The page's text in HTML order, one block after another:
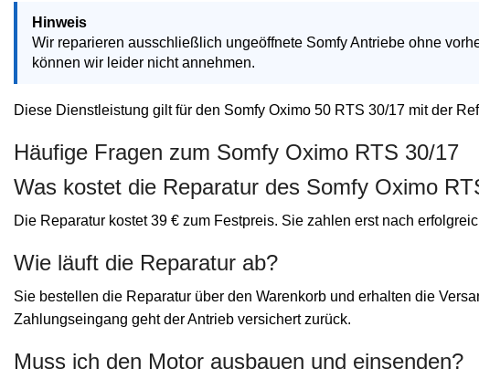
Hinweis
Wir reparieren ausschließlich ungeöffnete Somfy Antriebe ohne
können wir leider nicht annehmen.
Diese Dienstleistung gilt für den Somfy Oximo 50 RTS 30/17 mit der
Häufige Fragen zum Somfy Oximo RTS 30/17
Was kostet die Reparatur des Somfy Oximo
Die Reparatur kostet 39 € zum Festpreis. Sie zahlen erst nach
Wie läuft die Reparatur ab?
Sie bestellen die Reparatur über den Warenkorb und erhalten die
Zahlungseingang geht der Antrieb versichert zurück.
Muss ich den Motor ausbauen und einsenden?